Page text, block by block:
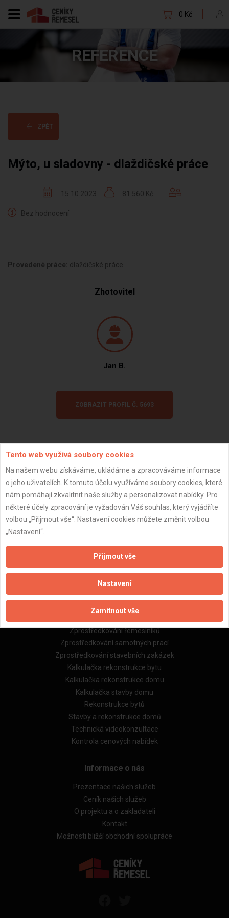
0 Kč
REFERENCE
ZPĚT
Mýto, u sladovny - dlaždičské práce
15.10.2023 81 560 Kč
Bez hodnocení
Provedené práce: dlaždičské práce
Zhotovitel
Jan B.
ZOBRAZIT PROFIL Č. 5693
Důležité informace
Naše firmy a řemeslníci
Zpracování a ochrana osobních údajů
Zásady pro používání souborů cookie
Obchodní podmínky (rozpočtování)
Reference
Naše excelové tabulky online
Naše služby
Zprostředkování řemeslníků
Zprostředkování samotných prací
Zprostředkování stavebních zakázek
Kalkulačka rekonstrukce bytu
Kalkulačka rekonstrukce domu
Kalkulačka stavby domu
Rekonstrukce bytů
Stavby a rekonstrukce domů
Technická videokonzultace
Kontrola cenových nabídek
Informace o nás
Prezentace našich služeb
Ceník našich služeb
O projektu a o zakladateli
Kontakt
Možnosti bližší obchodní spolupráce
Tento web využívá soubory cookies
Na našem webu získáváme, ukládáme a zpracováváme informace
o jeho uživatelích. K tomuto účelu využíváme soubory cookies, které
nám pomáhají zkvalitnit naše služby a personalizovat nabídky. Pro
některé účely zpracování je vyžadován Váš souhlas, který vyjádříte
volbou „Přijmout vše“. Nastavení cookies můžete změnit volbou
„Nastavení“.
Přijmout vše
Nastavení
Zamítnout vše